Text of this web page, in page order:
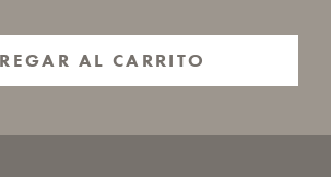
AL CARRITO